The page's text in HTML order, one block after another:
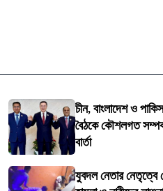
চীন, বাংলাদেশ ও
বৈঠকে কৌশলগত
বার্তা
যুবদল নেতার নেতৃত্বে